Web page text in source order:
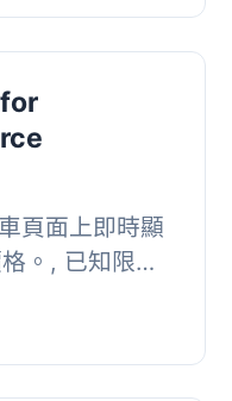
籤貼...
頁面上即時顯
。, 已知限制,
費價格可能